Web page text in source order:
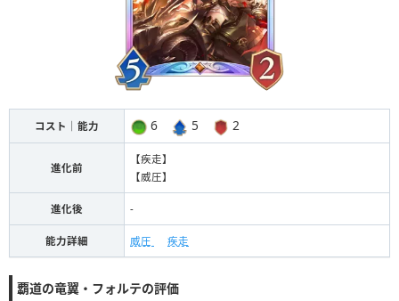
コスト｜能力 6 5 2
進化前
【疾走】
【威圧】
進化後 -
能力詳細 威圧 疾走
覇道の竜翼・フォルテの評価